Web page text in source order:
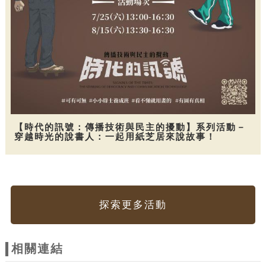
【時代的訊號：傳播技術與民主的擾動】系列活動－
穿越時光的說書人：一起用紙芝居來說故事！
探索更多活動
相關連結